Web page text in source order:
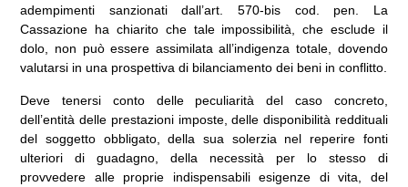
adempimenti sanzionati dall’art. 570-bis cod. pen. La
Cassazione ha chiarito che tale impossibilità, che esclude il
dolo, non può essere assimilata all’indigenza totale, dovendo
valutarsi in una prospettiva di bilanciamento dei beni in conflitto.
Deve tenersi conto delle peculiarità del caso concreto,
dell’entità delle prestazioni imposte, delle disponibilità reddituali
del soggetto obbligato, della sua solerzia nel reperire fonti
ulteriori di guadagno, della necessità per lo stesso di
provvedere alle proprie indispensabili esigenze di vita, del